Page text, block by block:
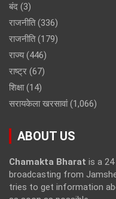
बंद (3)
राजनीति(336)
राजनीति(179)
राज्य(446)
राष्ट्र (67)
शिक्षा(14)
सरायकेला खरसावां(1,066)
ABOUT US
Chamakta Bharat is a
broadcasting from
tries to get information